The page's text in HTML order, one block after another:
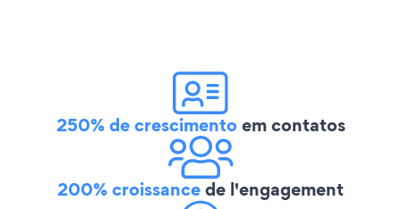
250% de crescimentoem contatos
200% croissancede l'engagement